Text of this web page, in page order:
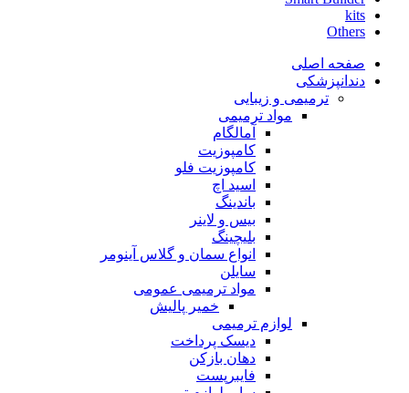
kits
Others
صفحه اصلی
دندانپزشکی
ترمیمی و زیبایی
مواد ترمیمی
آمالگام
کامپوزیت
کامپوزیت فلو
اسید اچ
باندینگ
بیس و لاینر
بلیچینگ
انواع سمان و گلاس آینومر
سایلن
مواد ترمیمی عمومی
خمیر پالیش
لوازم ترمیمی
دیسک پرداخت
دهان بازکن
فایبرپست